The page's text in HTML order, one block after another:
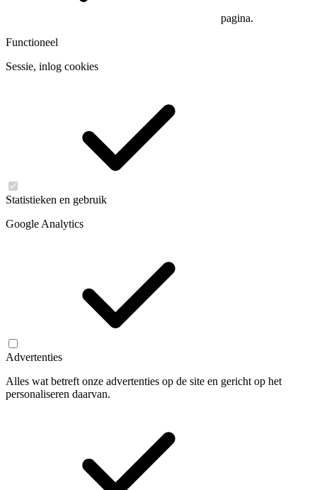
pagina.
Functioneel
Sessie, inlog cookies
Statistieken en gebruik
Google Analytics
Advertenties
Alles wat betreft onze advertenties op de site en gericht op het
personaliseren daarvan.